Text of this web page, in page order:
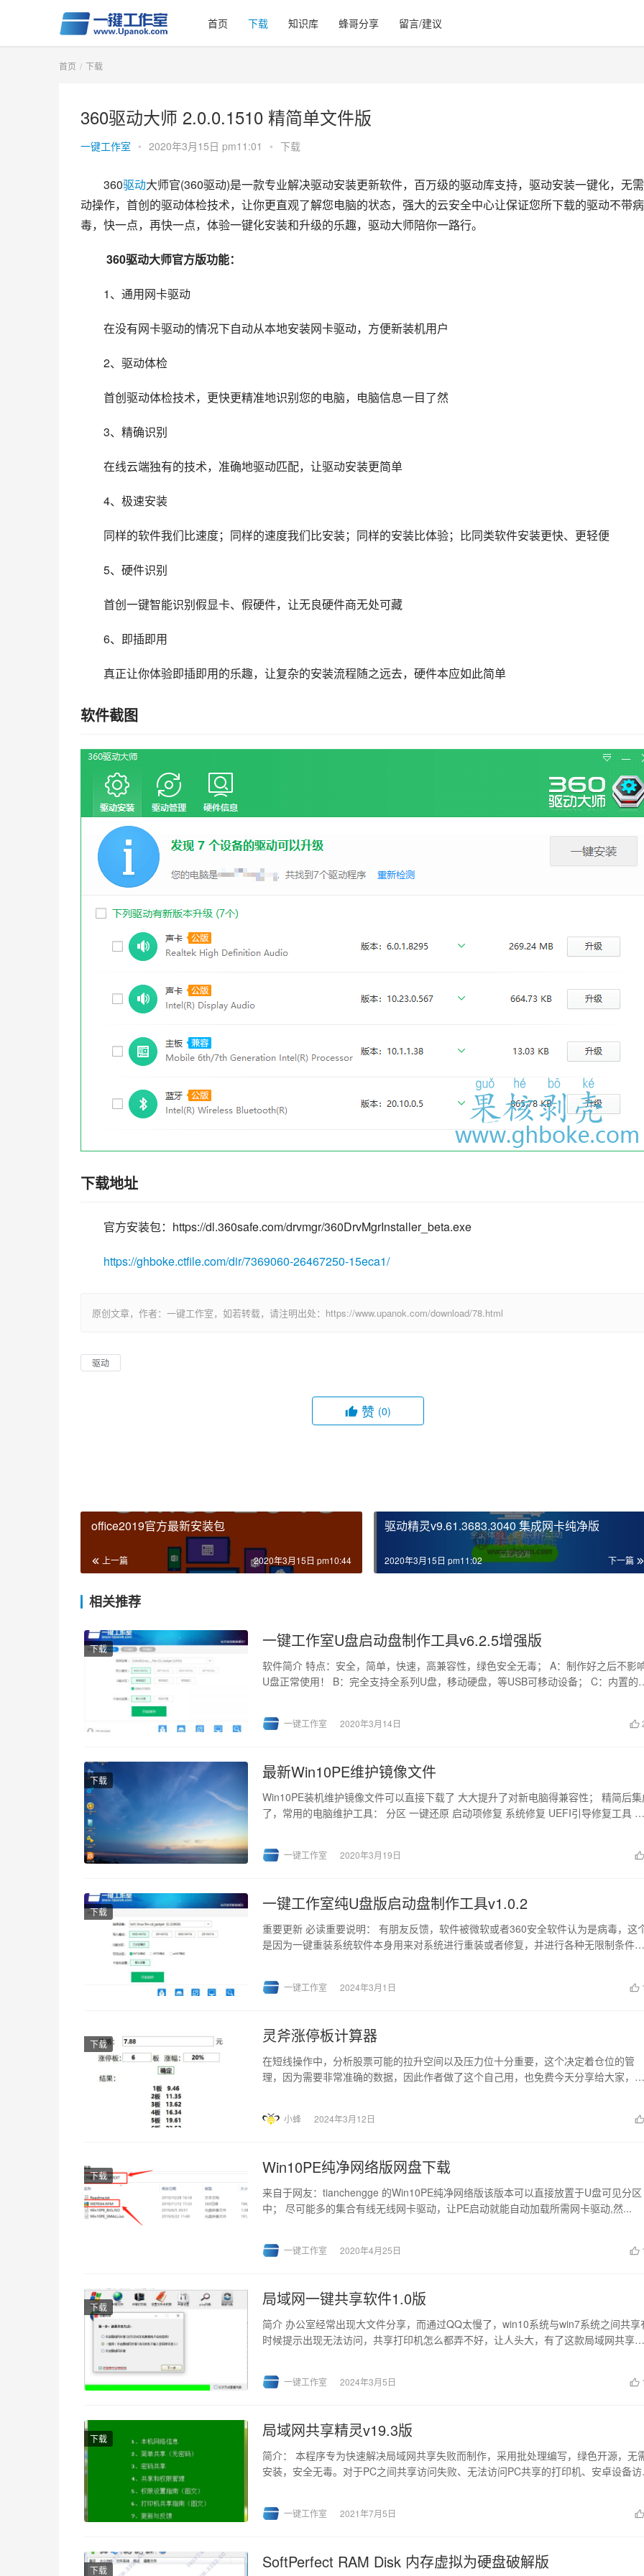
首页 下载 知识库 蜂哥分享 留言/建议
首页 下载
360驱动大师 2.0.0.1510 精简单文件版
一键工作室 • 2020年3月15日 pm11:01 • 下载
360驱动大师官(360驱动)是一款专业解决驱动安装更新软件，百万级的驱动库支持，驱动安装一键化，无
动操作，首创的驱动体检技术，让你更直观了解您电脑的状态，强大的云安全中心让保证您所下载的驱动不带病
毒，快一点，再快一点，体验一键化安装和升级的乐趣，驱动大师陪你一路行。
360驱动大师官方版功能：
1、通用网卡驱动
在没有网卡驱动的情况下自动从本地安装网卡驱动，方便新装机用户
2、驱动体检
首创驱动体检技术，更快更精准地识别您的电脑，电脑信息一目了然
3、精确识别
在线云端独有的技术，准确地驱动匹配，让驱动安装更简单
4、极速安装
同样的软件我们比速度；同样的速度我们比安装；同样的安装比体验；比同类软件安装更快、更轻便
5、硬件识别
首创一键智能识别假显卡、假硬件，让无良硬件商无处可藏
6、即插即用
真正让你体验即插即用的乐趣，让复杂的安装流程随之远去，硬件本应如此简单
软件截图
下载地址
官方安装包：https://dl.360safe.com/drvmgr/360DrvMgrInstaller_beta.exe
https://ghboke.ctfile.com/dir/7369060-26467250-15eca1/
原创文章，作者：一键工作室，如若转载，请注明出处：https://www.upanok.com/download/78.html
驱动
赞 (0)
office2019官方最新安装包
上一篇 2020年3月15日 pm10:44
驱动精灵v9.61.3683.3040 集成网卡纯净版
下一篇
2020年3月15日 pm11:02
相关推荐
下载 一键工作室U盘启动盘制作工具v6.2.5增强版
软件简介 特点：安全，简单，快速，高兼容性，绿色安全无毒； A：制作好之后不影
U盘正常使用！ B：完全支持全系列U盘，移动硬盘，等USB可移动设备； C：内置的
一键工作室 2020年3月14日
下载 最新Win10PE维护镜像文件
Win10PE装机维护镜像文件可以直接下载了 大大提升了对新电脑得兼容性； 精简后集
了，常用的电脑维护工具： 分区 一键还原 启动项修复 系统修复 UEFI引导修复工具 数
一键工作室 2020年3月19日
下载 一键工作室纯U盘版启动盘制作工具v1.0.2
重要更新 必读重要说明： 有朋友反馈，软件被微软或者360安全软件认为是病毒，这
是因为一键重装系统软件本身用来对系统进行重装或者修复，并进行各种无限制条件的
一键工作室 2024年3月1日
下载 灵斧涨停板计算器
在短线操作中，分析股票可能的拉升空间以及压力位十分重要，这个决定着仓位的管
理，因为需要非常准确的数据，因此作者做了这个自己用，也免费今天分享给大家，欢
小蜂 2024年3月12日
下载 Win10PE纯净网络版网盘下载
来自于网友：tianchengge 的Win10PE纯净网络版该版本可以直接放置于U盘可见分区
中； 尽可能多的集合有线无线网卡驱动，让PE启动就能自动加载所需网卡驱动,然...
一键工作室 2020年4月25日
下载 局域网一键共享软件1.0版
简介 办公室经常出现大文件分享，而通过QQ太慢了，win10系统与win7系统之间共享
时候提示出现无法访问，共享打印机怎么都弄不好，让人头大，有了这款局域网共享软
一键工作室 2024年3月5日
下载 局域网共享精灵v19.3版
简介： 本程序专为快速解决局域网共享失败而制作，采用批处理编写，绿色开源，无
安装，安全无毒。对于PC之间共享访问失败、无法访问PC共享的打印机、安卓设备访
一键工作室 2021年7月5日
下载 SoftPerfect RAM Disk 内存虚拟为硬盘破解版